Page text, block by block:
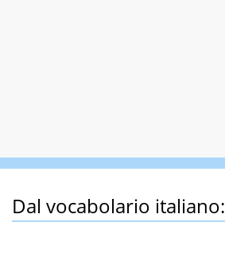
Dal vocabolario italiano: